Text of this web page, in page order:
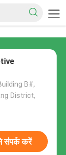
B#,
District,
संपर्क करें